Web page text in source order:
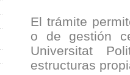
El trámite
o de gestión
Universitat
estructuras